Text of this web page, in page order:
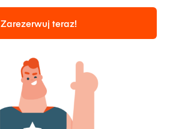
Zarezerwuj teraz!